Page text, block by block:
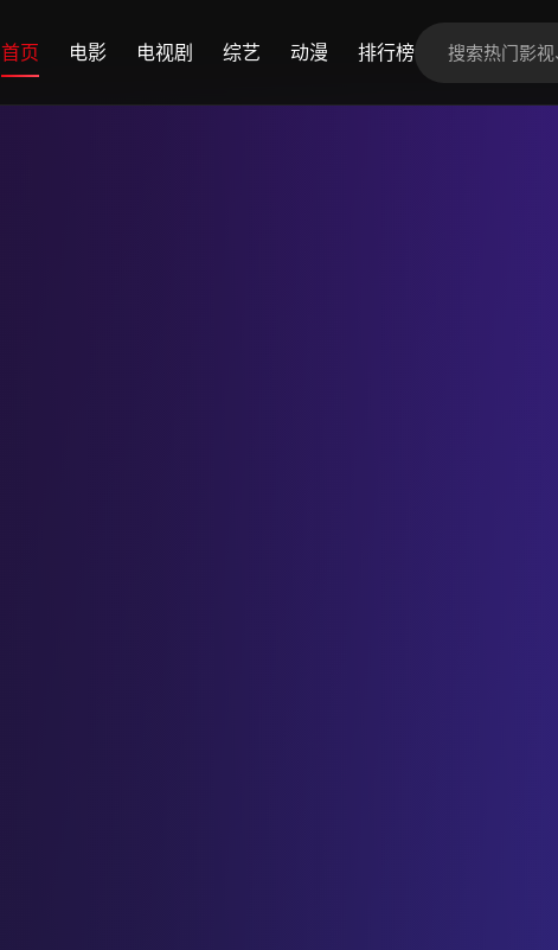
首页 电影 电视剧 综艺 动漫 排行榜